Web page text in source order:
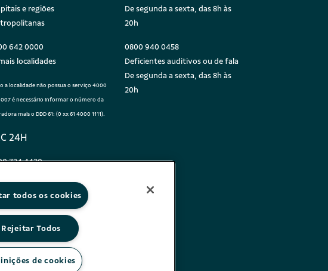
e regiões
642 0000
localidades
a localidade não possua o serviço 4000
é necessário informar o número da
mais o DDD 61: (0 xx 61 4000 1111).
24H
724 4420
e comunicação de
De segunda a sexta, das 8h às
20h
0800 940 0458
Deficientes auditivos ou de fala
De segunda a sexta, das 8h às
20h
todos os cookies
Rejeitar Todos
de cookies